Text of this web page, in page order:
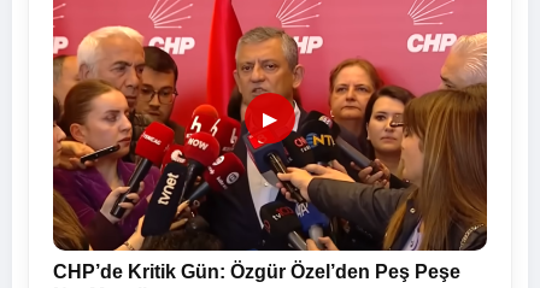
▶
CHP’de Kritik Gün: Özgür Özel’den Peş Peşe